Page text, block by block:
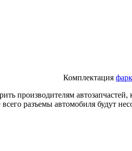
Комплектация
производителям
всего разъемы автомобиля будут